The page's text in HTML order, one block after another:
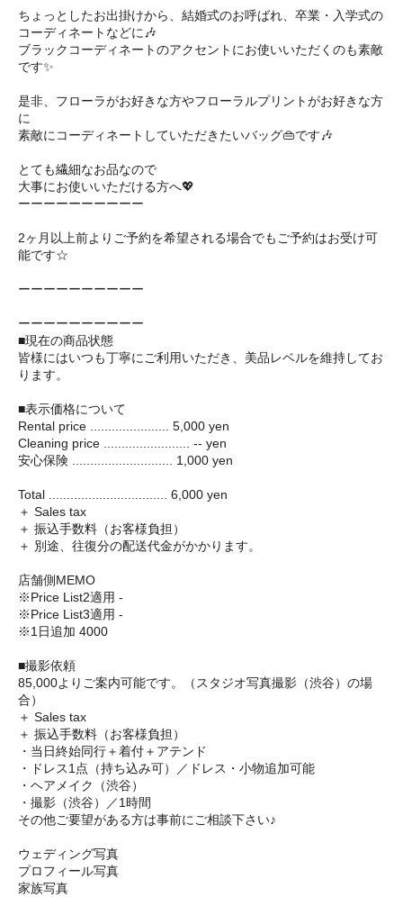
ちょっとしたお出掛けから、結婚式のお呼ばれ、卒業・入学式の
コーディネートなどに🎶
ブラックコーディネートのアクセントにお使いいただくのも素敵
です✨
是非、フローラがお好きな方やフローラルプリントがお好きな方
に
素敵にコーディネートしていただきたいバッグ👜です🎶
とても繊細なお品なので
大事にお使いいただける方へ💖
ーーーーーーーーーー
2ヶ月以上前よりご予約を希望される場合でもご予約はお受け可
能です☆
ーーーーーーーーーー
ーーーーーーーーーー
■現在の商品状態
皆様にはいつも丁寧にご利用いただき、美品レベルを維持してお
ります。
■表示価格について
Rental price ...................... 5,000 yen
Cleaning price ........................ -- yen
安心保険 ............................ 1,000 yen
Total ................................. 6,000 yen
＋ Sales tax
＋ 振込手数料（お客様負担）
＋ 別途、往復分の配送代金がかかります。
店舗側MEMO
※Price List2適用 -
※Price List3適用 -
※1日追加 4000
■撮影依頼
85,000よりご案内可能です。（スタジオ写真撮影（渋谷）の場
合）
＋ Sales tax
＋ 振込手数料（お客様負担）
・当日終始同行＋着付＋アテンド
・ドレス1点（持ち込み可）／ドレス・小物追加可能
・ヘアメイク（渋谷）
・撮影（渋谷）／1時間
その他ご要望がある方は事前にご相談下さい♪
ウェディング写真
プロフィール写真
家族写真